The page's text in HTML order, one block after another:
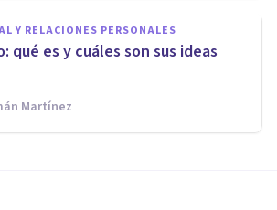
Y RELACIONES PERSONALES
qué es y cuáles son sus ideas
Martínez